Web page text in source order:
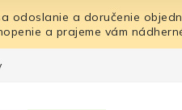
odoslanie a doručenie
a prajeme vám